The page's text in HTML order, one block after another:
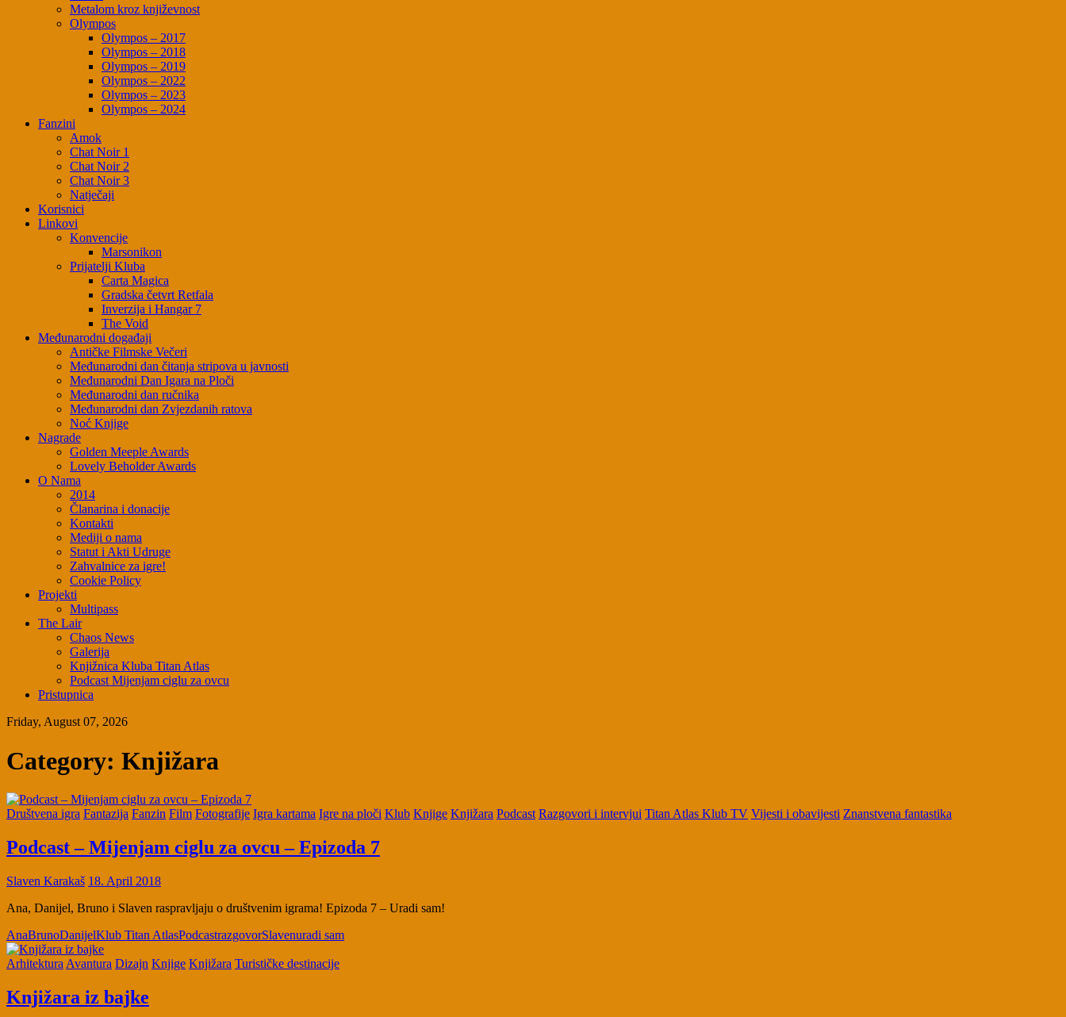
Metalom kroz književnost
Olympos
Olympos – 2017
Olympos – 2018
Olympos – 2019
Olympos – 2022
Olympos – 2023
Olympos – 2024
Fanzini
Amok
Chat Noir 1
Chat Noir 2
Chat Noir 3
Natječaji
Korisnici
Linkovi
Konvencije
Marsonikon
Prijatelji Kluba
Carta Magica
Gradska četvrt Retfala
Inverzija i Hangar 7
The Void
Međunarodni događaji
Antičke Filmske Večeri
Međunarodni dan čitanja stripova u javnosti
Međunarodni Dan Igara na Ploči
Međunarodni dan ručnika
Međunarodni dan Zvjezdanih ratova
Noć Knjige
Nagrade
Golden Meeple Awards
Lovely Beholder Awards
O Nama
2014
Članarina i donacije
Kontakti
Mediji o nama
Statut i Akti Udruge
Zahvalnice za igre!
Cookie Policy
Projekti
Multipass
The Lair
Chaos News
Galerija
Knjižnica Kluba Titan Atlas
Podcast Mijenjam ciglu za ovcu
Pristupnica
Friday, August 07, 2026
Category: Knjižara
Društvena igra Fantazija Fanzin Film Fotografije Igra kartama Igre na ploči Klub Knjige Knjižara Podcast Razgovori i intervjui Titan Atlas Klub TV Vijesti i obavijesti Znanstvena fantastika
Podcast – Mijenjam ciglu za ovcu – Epizoda 7
Slaven Karakaš 18. April 2018
Ana, Danijel, Bruno i Slaven raspravljaju o društvenim igrama! Epizoda 7 – Uradi sam!
AnaBrunoDanijelKlub Titan AtlasPodcastrazgovorSlavenuradi sam
Arhitektura Avantura Dizajn Knjige Knjižara Turističke destinacije
Knjižara iz bajke